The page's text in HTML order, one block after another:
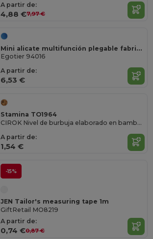
A partir de:
4,88 €7,97 €
Mini alicate multifunción plegable fabricado en acero inoxidable y aluminio
Egotier 94016
A partir de:
6,53 €
Stamina TO1964
CIROK Nivel de burbuja elaborado en bambú con abridor metálico incorporado en el cuerpo
A partir de:
1,54 €
-15%
JEN Tailor's measuring tape 1m
GiftRetail MO8219
A partir de:
0,74 €0,87 €